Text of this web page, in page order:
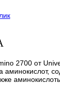
2700 от
аминокислот,